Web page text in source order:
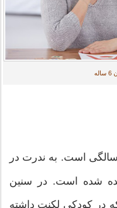
از 3 تا 6 سالگی است. به ندرت در
سال مشاهده شده است. در سنین
در کودکی لکنت داشته